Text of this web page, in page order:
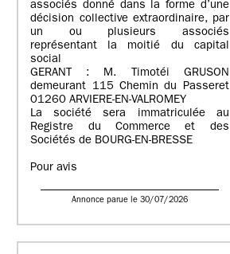
associés donné dans la forme d’une
décision collective extraordinaire, par
un ou plusieurs associés
représentant la moitié du capital
social
GERANT : M. Timotéi GRUSON
demeurant 115 Chemin du Passeret
01260 ARVIERE-EN-VALROMEY
La société sera immatriculée au
Registre du Commerce et des
Sociétés de BOURG-EN-BRESSE
Pour avis
Annonce parue le 30/07/2026